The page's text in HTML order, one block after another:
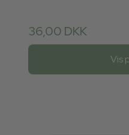
36,00 DKK
Vis